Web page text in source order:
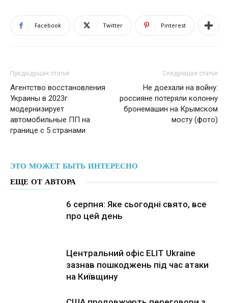
Facebook Twitter Pinterest
Предыдущая статья
Агентство восстановления
Украины в 2023г
модернизирует
автомобильные ПП на
границе с 5 странами
Следующая статья
Не доехали на войну:
россияне потеряли колонну
бронемашин на Крымском
мосту (фото)
ЭТО МОЖЕТ БЫТЬ ИНТЕРЕСНО
ЕЩЕ ОТ АВТОРА
6 серпня: Яке сьогодні свято, все
про цей день
Центральний офіс ELIT Ukraine
зазнав пошкоджень під час атаки
на Київщину